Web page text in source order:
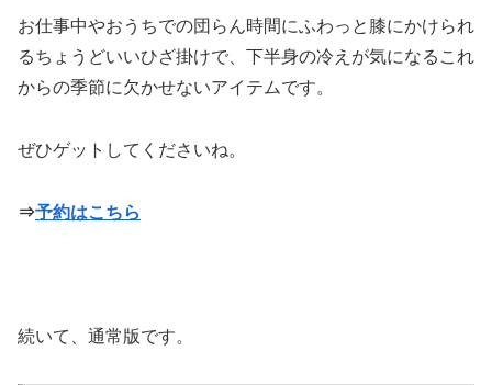
お仕事中やおうちでの団らん時間にふわっと膝にかけられ
るちょうどいいひざ掛けで、下半身の冷えが気になるこれ
からの季節に欠かせないアイテムです。
ぜひゲットしてくださいね。
⇒予約はこちら
続いて、通常版です。